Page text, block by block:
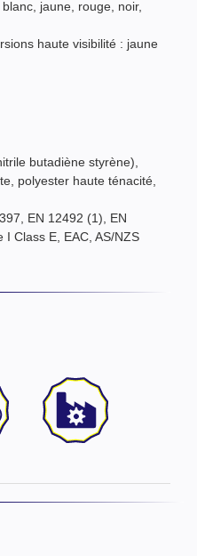
jaune, rouge, noir,
haute visibilité : jaune
butadiène styrène),
polyester haute ténacité,
EN 12492 (1), EN
I Class E, EAC, AS/NZS